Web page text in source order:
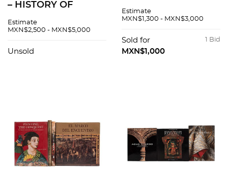
– HISTORY OF
FRANCISCO: THE
PUBLISHERS, 1886 -
Estimate
MXN$2,500 - MXN$5,000
Unsold
LA RELACIÓN DE
ESTADOS UNIDOS.
MÉXICO, 1983-85.
Estimate
MXN$1,300 - MXN$3,000
1 Bid
Sold for
MXN$1,000